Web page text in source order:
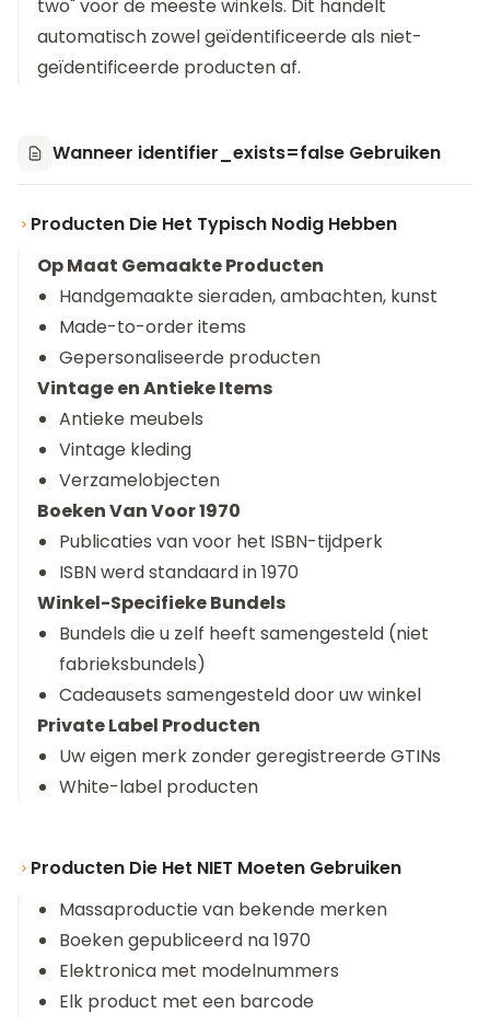
two" voor de meeste winkels. Dit handelt
automatisch zowel geïdentificeerde als niet-
geïdentificeerde producten af.
Wanneer identifier_exists=false Gebruiken
Producten Die Het Typisch Nodig Hebben
Op Maat Gemaakte Producten
Handgemaakte sieraden, ambachten, kunst
Made-to-order items
Gepersonaliseerde producten
Vintage en Antieke Items
Antieke meubels
Vintage kleding
Verzamelobjecten
Boeken Van Voor 1970
Publicaties van voor het ISBN-tijdperk
ISBN werd standaard in 1970
Winkel-Specifieke Bundels
Bundels die u zelf heeft samengesteld (niet
fabrieksbundels)
Cadeausets samengesteld door uw winkel
Private Label Producten
Uw eigen merk zonder geregistreerde GTINs
White-label producten
Producten Die Het NIET Moeten Gebruiken
Massaproductie van bekende merken
Boeken gepubliceerd na 1970
Elektronica met modelnummers
Elk product met een barcode